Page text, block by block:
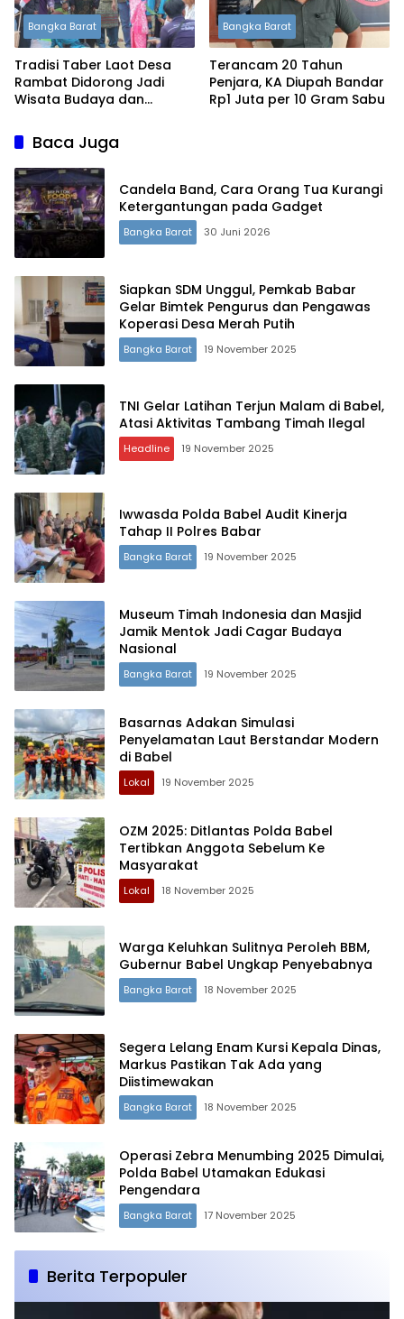
Terdepan Menyorot Fakta.
Bangka Barat
Tradisi Taber Laot Desa
Rambat Didorong Jadi
Wisata Budaya dan
Bangka Barat
Terancam 20 Tahun
Penjara, KA Diupah Bandar
Rp1 Juta per 10 Gram Sabu
Baca Juga
Candela Band, Cara Orang Tua Kurangi
Ketergantungan pada Gadget
Bangka Barat 30 Juni 2026
Siapkan SDM Unggul, Pemkab Babar
Gelar Bimtek Pengurus dan Pengawas
Koperasi Desa Merah Putih
Bangka Barat 19 November 2025
TNI Gelar Latihan Terjun Malam di Babel,
Atasi Aktivitas Tambang Timah Ilegal
Headline 19 November 2025
Iwwasda Polda Babel Audit Kinerja
Tahap II Polres Babar
Bangka Barat 19 November 2025
Museum Timah Indonesia dan Masjid
Jamik Mentok Jadi Cagar Budaya
Nasional
Bangka Barat 19 November 2025
Basarnas Adakan Simulasi
Penyelamatan Laut Berstandar Modern
di Babel
Lokal 19 November 2025
OZM 2025: Ditlantas Polda Babel
Tertibkan Anggota Sebelum Ke
Masyarakat
Lokal 18 November 2025
Warga Keluhkan Sulitnya Peroleh BBM,
Gubernur Babel Ungkap Penyebabnya
Bangka Barat 18 November 2025
Segera Lelang Enam Kursi Kepala Dinas,
Markus Pastikan Tak Ada yang
Diistimewakan
Bangka Barat 18 November 2025
Operasi Zebra Menumbing 2025 Dimulai,
Polda Babel Utamakan Edukasi
Pengendara
Bangka Barat 17 November 2025
Berita Terpopuler